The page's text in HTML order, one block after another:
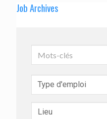
Job Archives
clés